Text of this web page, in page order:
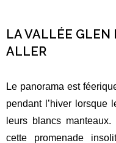
LA VALLÉE GLEN
ALLER
Le panorama est
pendant l’hiver lorsque
leurs blancs
cette promenade